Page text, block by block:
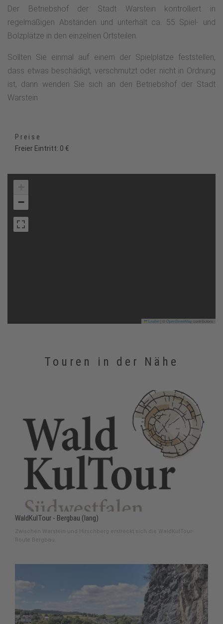
Der Betriebshof der Stadt Warstein kontrolliert in
regelmäßigen Abständen und unterhält ca. 55 Spiel- und
Bolzplätze in den einzelnen Ortsteilen.
Sollten Sie einmal auf einem der Spielplätze feststellen,
dass etwas beschädigt, verschmutzt oder nicht in Ordnung
ist, dann wenden Sie sich an den Betriebshof der Stadt
Warstein
Preise
Freier Eintritt: 0 €
−
Leaflet OpenStreetMapcontributors
Touren in der Nähe
WaldKulTour - Bergbau (lang)
Zwischen Warstein und Hirschberg erstreckt sich die WaldKulTour-
Route Bergbau.